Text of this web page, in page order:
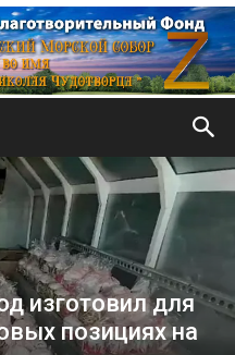
изготовил для
позициях на